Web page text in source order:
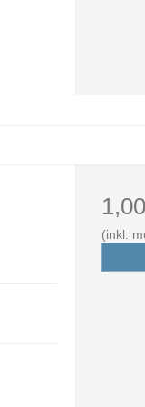
(inkl.